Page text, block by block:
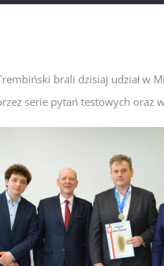
brali dzisiaj udział
serie pytań testowych